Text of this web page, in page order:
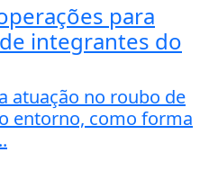
para
integrantes do
atuação no roubo de
entorno, como forma